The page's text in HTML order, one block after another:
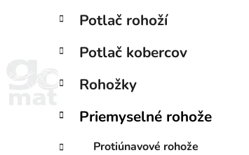
Preskočiť
kategórie
K
a
e
ó
i
Potlač rohoží
Potlač kobercov
Rohožky
Priemyselné rohože
Protiúnavové rohože